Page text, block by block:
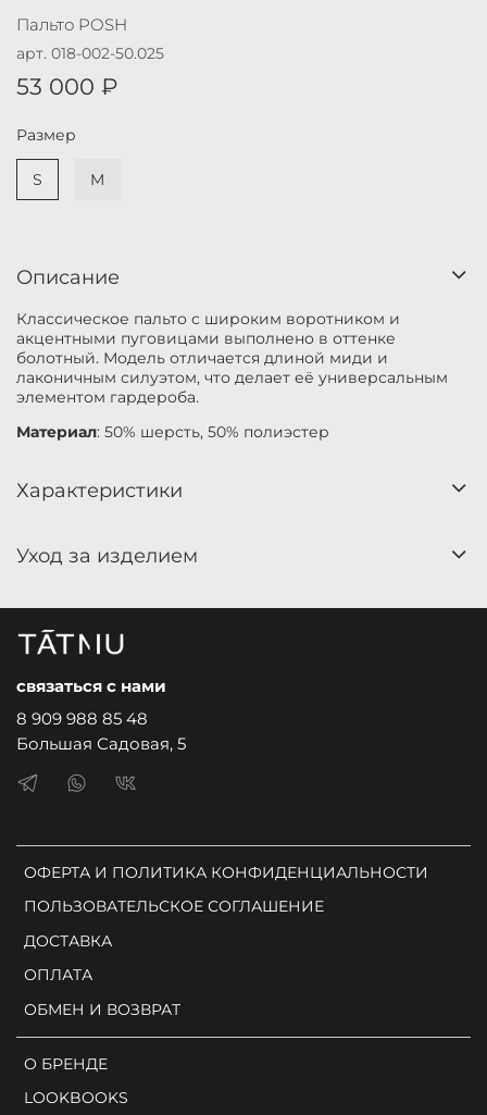
арт. 018-002-50.025
Пальто POSH
53 000 ₽
Размер
S M
Описание
Классическое пальто с широким воротником и
акцентными пуговицами выполнено в оттенке
болотный. Модель отличается длиной миди и
лаконичным силуэтом, что делает её универсальным
элементом гардероба.
Материал: 50% шерсть, 50% полиэстер
Характеристики
Уход за изделием
ОФЕРТА И ПОЛИТИКА КОНФИДЕНЦИАЛЬНОСТИ
ПОЛЬЗОВАТЕЛЬСКОЕ СОГЛАШЕНИЕ
ДОСТАВКА
ОПЛАТА
ОБМЕН И ВОЗВРАТ
О БРЕНДЕ
LOOKBOOKS
связаться с нами
8 909 988 85 48
Большая Садовая, 5